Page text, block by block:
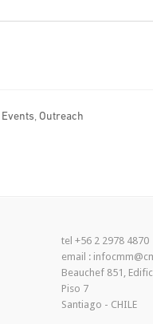
Events, Outreach
tel +56 2 2978 4870
email :
Beauchef 851,
Piso 7
Santiago - CHILE